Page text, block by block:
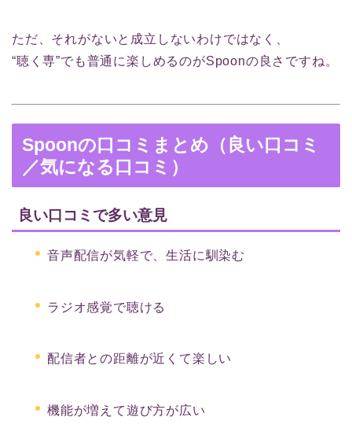
ただ、それがないと成立しないわけではなく、
“聴く専”でも普通に楽しめるのがSpoonの良さですね。
Spoonの口コミまとめ（良い口コミ
／気になる口コミ）
良い口コミで多い意見
音声配信が気軽で、生活に馴染む
ラジオ感覚で聴ける
配信者との距離が近くて楽しい
機能が増えて遊び方が広い